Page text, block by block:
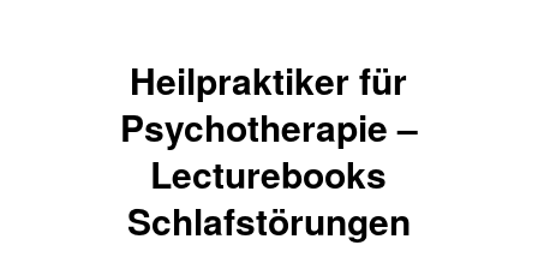
Heilpraktiker für
Psychotherapie –
Lecturebooks
Schlafstörungen